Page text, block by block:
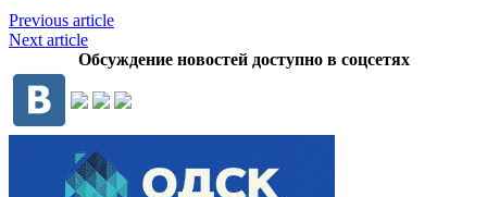
Previous article
Next article
Обсуждение новостей доступно в соцсетях